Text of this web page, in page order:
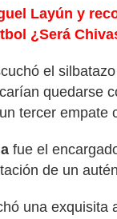
Layún y
¿Será
el
quedarse
tercer empate
fue el
de un
una exquisita